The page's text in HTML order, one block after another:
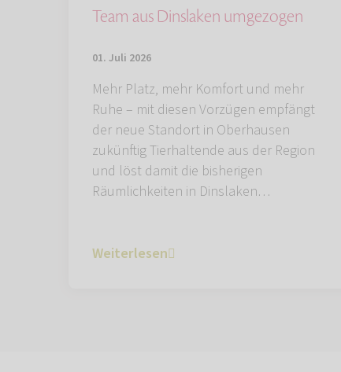
Team aus Dinslaken umgezogen
01. Juli 2026
Mehr Platz, mehr Komfort und mehr
Ruhe – mit diesen Vorzügen empfängt
der neue Standort in Oberhausen
zukünftig Tierhaltende aus der Region
und löst damit die bisherigen
Räumlichkeiten in Dinslaken…
Weiterlesen